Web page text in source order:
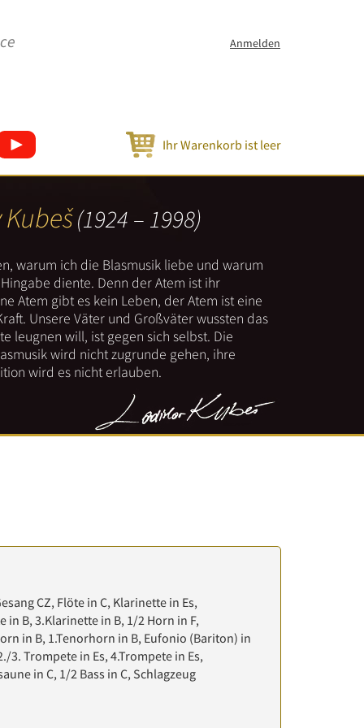
Anmelden
Ihr Warenkorb ist leer
(1924 – 1998)
warum ich die Blasmusik liebe und warum
diente. Denn der Atem ist ihr
Atem gibt es kein Leben, der Atem ist eine
Unsere Väter und Großväter wussten das
leugnen will, ist gegen sich selbst. Die
wird nicht zugrunde gehen, ihre
wird es nicht erlauben.
CZ, Flöte in C, Klarinette in Es,
in B, 3.Klarinette in B, 1/2 Horn in F,
in B, 1.Tenorhorn in B, Eufonio (Bariton) in
3. Trompete in Es, 4.Trompete in Es,
in C, 1/2 Bass in C, Schlagzeug